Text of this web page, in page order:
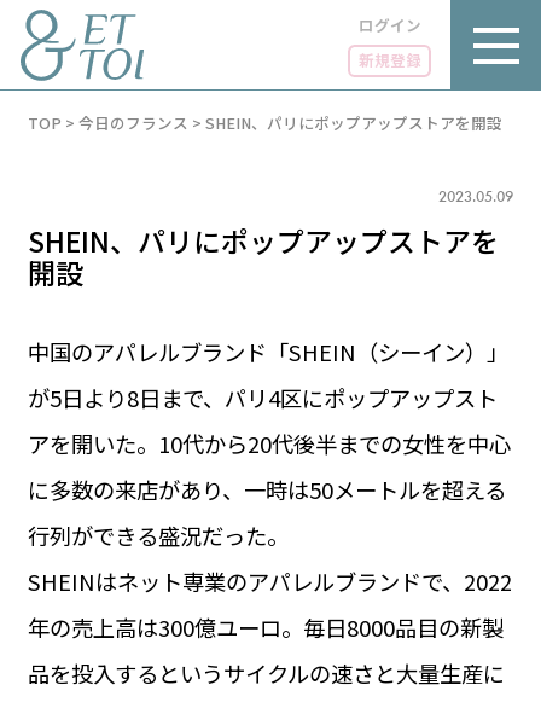
ログイン
新規登録
リュクス
GOURMET
グルメ
ライフスタイル
BUSINESS
ビジネス・キャリア
フランス生活
PARIS 14℃ / 12℃
1€＝182.37円
エトワとは
広告掲載
サイトポリシー
TOP > 今日のフランス > SHEIN、パリにポップアップストアを開設
2023.05.09
SHEIN、パリにポップアップストアを
開設
中国のアパレルブランド「SHEIN（シーイン）」
が5日より8日まで、パリ4区にポップアップスト
アを開いた。10代から20代後半までの女性を中心
に多数の来店があり、一時は50メートルを超える
行列ができる盛況だった。
SHEINはネット専業のアパレルブランドで、2022
年の売上高は300億ユーロ。毎日8000品目の新製
品を投入するというサイクルの速さと大量生産に